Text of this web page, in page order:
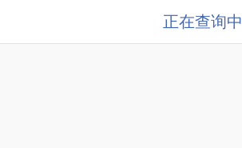
正在查询中